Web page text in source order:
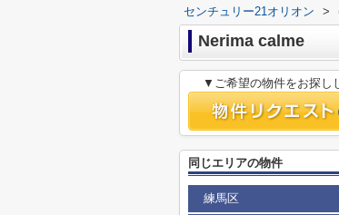
センチュリー21オリオン >
Nerima calme
▼ご希望の物件をお探し
同じエリアの物件
練馬区